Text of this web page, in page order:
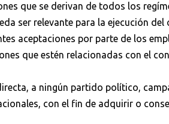
que se derivan de todos los
ser relevante para la ejecución
aceptaciones por parte de los
que estén relacionadas con el
a ningún partido político,
con el fin de adquirir o